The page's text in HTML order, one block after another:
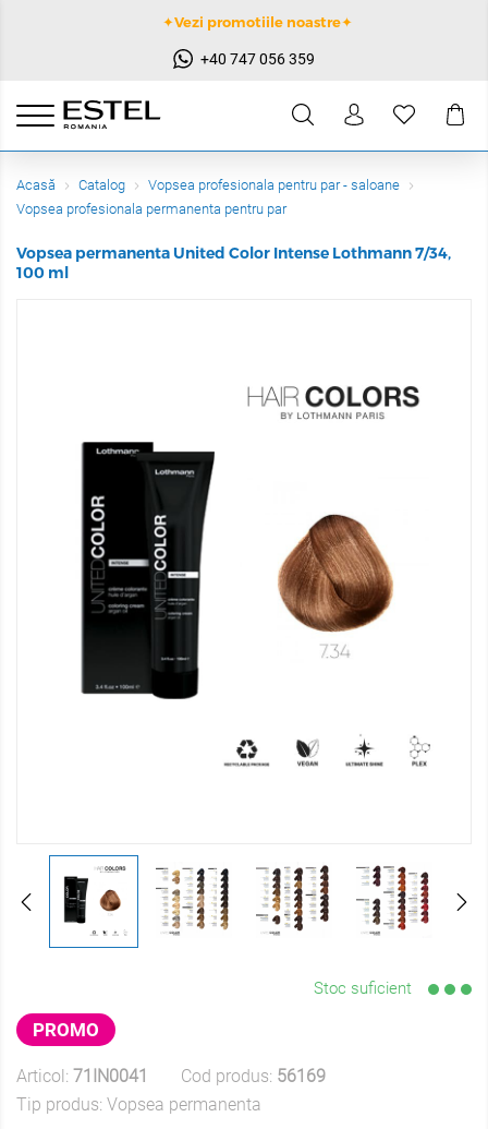
✦Vezi promotiile noastre✦
+40 747 056 359
Acasă Catalog
Vopsea profesionala pentru par - saloane
Vopsea profesionala permanenta pentru par
Vopsea permanenta United Color Intense Lothmann 7/34,
100 ml
Stoc suficient
PROMO
Articol: 71IN0041 Cod produs: 56169
Tip produs: Vopsea permanenta